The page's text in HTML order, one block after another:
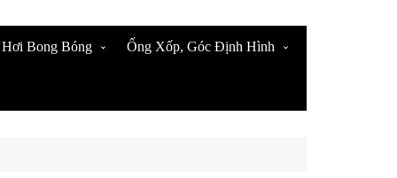
Bong Bóng
Xốp Bọc Hàng Giá Rẻ
Ống Xốp, Góc Định Hình
Thanh Xốp Đặc Giá Rẻ